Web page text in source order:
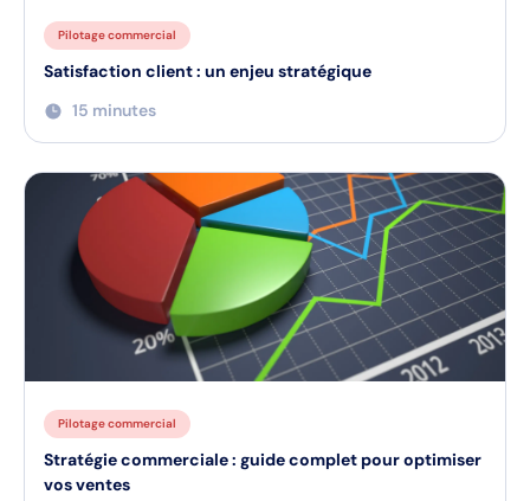
Pilotage commercial
Satisfaction client : un enjeu stratégique
15 minutes
Pilotage commercial
Stratégie commerciale : guide complet pour optimiser
vos ventes